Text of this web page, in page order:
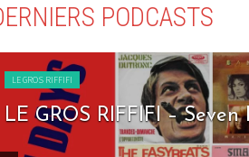
PODCASTS
LE GROS RIFFIFI
LE GROS RIFFIFI – Seven